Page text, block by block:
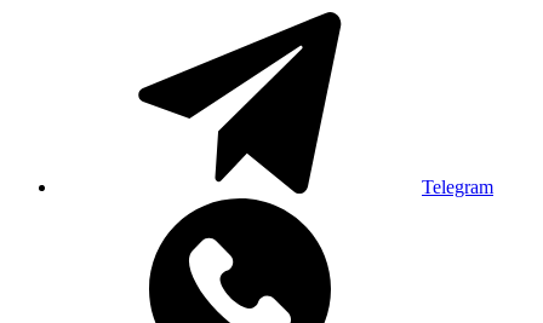
Telegram